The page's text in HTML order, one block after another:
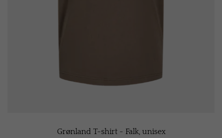
Grønland T-shirt - Falk, unisex